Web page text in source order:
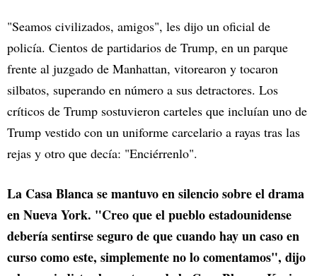
"Seamos civilizados, amigos", les dijo un oficial de
policía. Cientos de partidarios de Trump, en un parque
frente al juzgado de Manhattan, vitorearon y tocaron
silbatos, superando en número a sus detractores. Los
críticos de Trump sostuvieron carteles que incluían uno de
Trump vestido con un uniforme carcelario a rayas tras las
rejas y otro que decía: "Enciérrenlo".
La Casa Blanca se mantuvo en silencio sobre el drama
en Nueva York. "Creo que el pueblo estadounidense
debería sentirse seguro de que cuando hay un caso en
curso como este, simplemente no lo comentamos", dijo